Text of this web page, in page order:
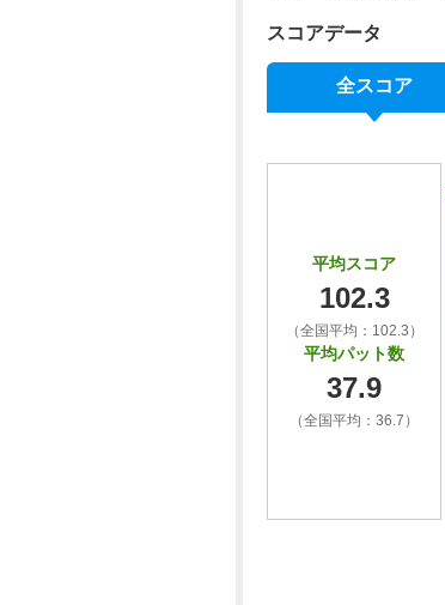
スコアデータ
全スコア
平均スコア
102.3
（全国平均：102.3）
平均パット数
37.9
（全国平均：36.7）